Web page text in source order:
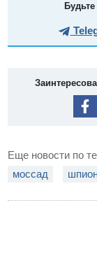
Еще новости по
моссад